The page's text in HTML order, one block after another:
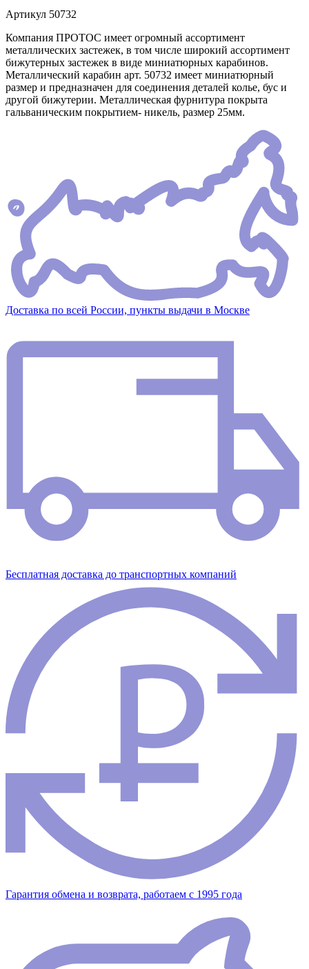
Артикул 50732
Компания ПРОТОС имеет огромный ассортимент
металлических застежек, в том числе широкий ассортимент
бижутерных застежек в виде миниатюрных карабинов.
Металлический карабин арт. 50732 имеет миниатюрный
размер и предназначен для соединения деталей колье, бус и
другой бижутерии. Металлическая фурнитура покрыта
гальваническим покрытием- никель, размер 25мм.
Доставка по всей России, пункты выдачи в Москве
Бесплатная доставка до транспортных компаний
Гарантия обмена и возврата, работаем с 1995 года